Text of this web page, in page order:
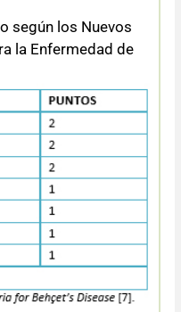
según los Nuevos
la Enfermedad de